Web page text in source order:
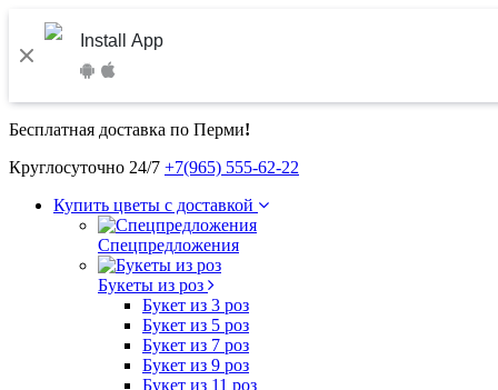
Install App
Бесплатная доставка по Перми!
Круглосуточно 24/7 +7(965) 555-62-22
Купить цветы с доставкой
Спецпредложения
Букеты из роз
Букет из 3 роз
Букет из 5 роз
Букет из 7 роз
Букет из 9 роз
Букет из 11 роз